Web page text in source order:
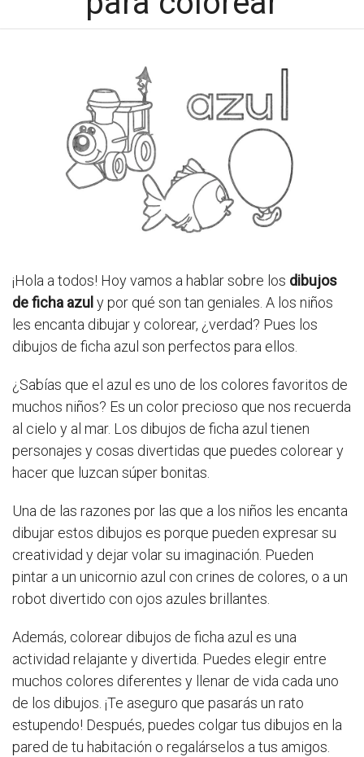
¡Hola a todos! Hoy vamos a hablar sobre los dibujos
de ficha azul y por qué son tan geniales. A los niños
les encanta dibujar y colorear, ¿verdad? Pues los
dibujos de ficha azul son perfectos para ellos.
¿Sabías que el azul es uno de los colores favoritos de
muchos niños? Es un color precioso que nos recuerda
al cielo y al mar. Los dibujos de ficha azul tienen
personajes y cosas divertidas que puedes colorear y
hacer que luzcan súper bonitas.
Una de las razones por las que a los niños les encanta
dibujar estos dibujos es porque pueden expresar su
creatividad y dejar volar su imaginación. Pueden
pintar a un unicornio azul con crines de colores, o a un
robot divertido con ojos azules brillantes.
Además, colorear dibujos de ficha azul es una
actividad relajante y divertida. Puedes elegir entre
muchos colores diferentes y llenar de vida cada uno
de los dibujos. ¡Te aseguro que pasarás un rato
estupendo! Después, puedes colgar tus dibujos en la
pared de tu habitación o regalárselos a tus amigos.